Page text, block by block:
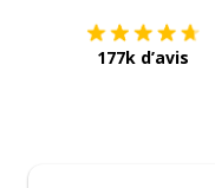
177k d’avis